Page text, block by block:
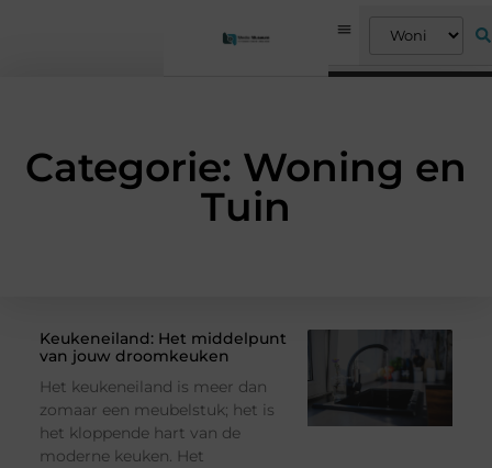
Categorie: Woning en
Tuin
Keukeneiland: Het middelpunt
van jouw droomkeuken
Het keukeneiland is meer dan
zomaar een meubelstuk; het is
het kloppende hart van de
moderne keuken. Het